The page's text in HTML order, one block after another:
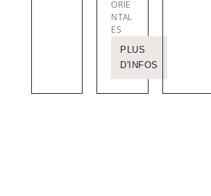
ORIE
NTAL
ES
PLUS
D'INFOS